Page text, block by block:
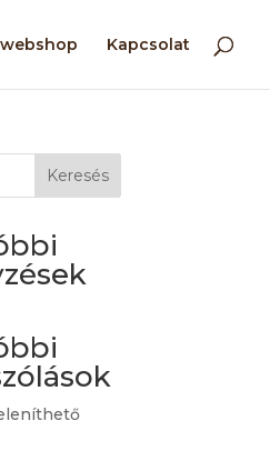
Kapcsolat
Keresés